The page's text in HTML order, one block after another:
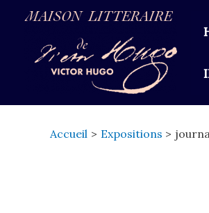
contenu
Accueil Expositions